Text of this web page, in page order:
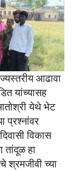
आढावा
यांच्यासह
येथे भेट
प्रश्नांवर
विकास
हा
श्रमजीवी च्या